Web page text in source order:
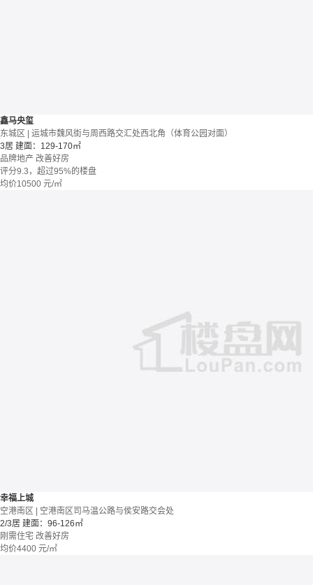
鑫马央玺
东城区 | 运城市魏风街与周西路交汇处西北角（体育公园对面）
3居 建面：129-170㎡
品牌地产 改善好房
评分9.3，超过95%的楼盘
均价10500 元/㎡
幸福上城
空港南区 | 空港南区司马温公路与侯安路交会处
2/3居 建面：96-126㎡
刚需住宅 改善好房
均价4400 元/㎡